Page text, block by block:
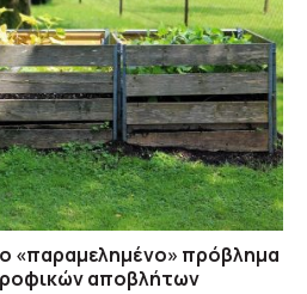
«παραμελημένο» πρόβλημα
αποβλήτων